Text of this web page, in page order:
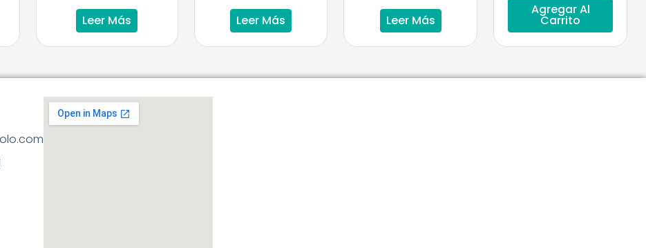
Leer Más Leer Más Leer Más
Agregar Al
Carrito